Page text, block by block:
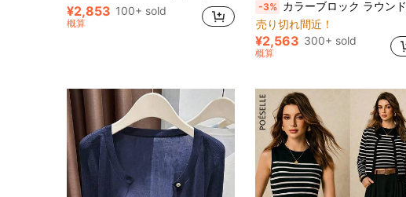
¥2,853 100+ sold
概算
-3% カラーブロック ラウンドネック ジップアップ ノースリーブ セーターワンピース、夏用
売り切れ間近！
¥2,563 300+ sold
概算